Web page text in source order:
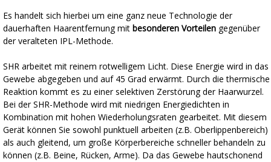
Es handelt sich hierbei um eine ganz neue Technologie der
dauerhaften Haarentfernung mit besonderen Vorteilen gegenüber
der veralteten IPL-Methode.
SHR arbeitet mit reinem rotwelligem Licht. Diese Energie wird in das
Gewebe abgegeben und auf 45 Grad erwärmt. Durch die thermische
Reaktion kommt es zu einer selektiven Zerstörung der Haarwurzel.
Bei der SHR-Methode wird mit niedrigen Energiedichten in
Kombination mit hohen Wiederholungsraten gearbeitet. Mit diesem
Gerät können Sie sowohl punktuell arbeiten (z.B. Oberlippenbereich)
als auch gleitend, um große Körperbereiche schneller behandeln zu
können (z.B. Beine, Rücken, Arme). Da das Gewebe hautschonend